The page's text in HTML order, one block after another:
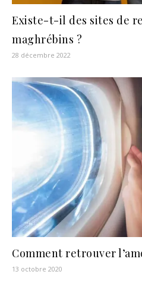
Existe-t-il des sites de
maghrébins ?
28 décembre 2022
Comment retrouver
13 octobre 2020